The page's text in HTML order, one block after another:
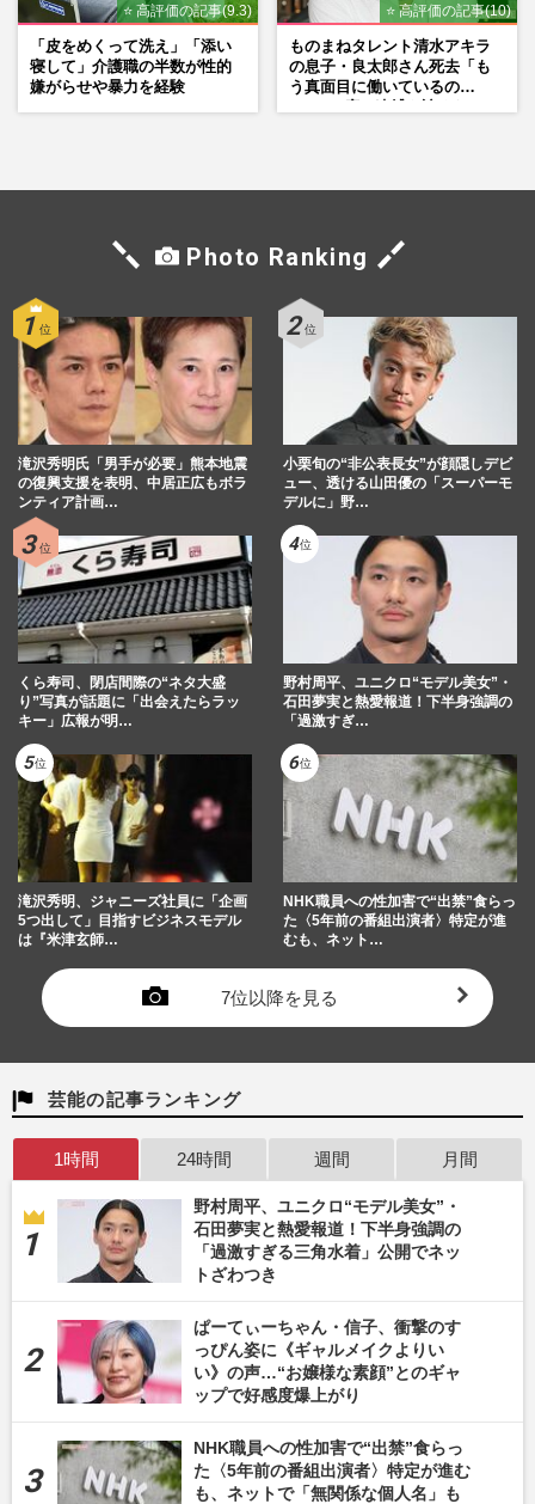
⭐ 高評価の記事(9.3)
「皮をめくって洗え」「添い
寝して」介護職の半数が性的
嫌がらせや暴力を経験
⭐ 高評価の記事(10)
ものまねタレント清水アキラ
の息子・良太郎さん死去「も
う真面目に働いているの
Photo Ranking
滝沢秀明氏「男手が必要」熊本地震
の復興支援を表明、中居正広もボラ
ンティア計画…
小栗旬の“非公表長女”が顔隠しデビ
ュー、透ける山田優の「スーパーモ
デルに」野…
くら寿司、閉店間際の“ネタ大盛
り”写真が話題に「出会えたらラッ
キー」広報が明…
野村周平、ユニクロ“モデル美女”・
石田夢実と熱愛報道！下半身強調の
「過激すぎ…
滝沢秀明、ジャニーズ社員に「企画
5つ出して」目指すビジネスモデル
は『米津玄師…
NHK職員への性加害で“出禁”食らっ
た〈5年前の番組出演者〉特定が進
むも、ネット…
7位以降を見る
芸能の記事ランキング
1時間 24時間 週間 月間
野村周平、ユニクロ“モデル美女”・
石田夢実と熱愛報道！下半身強調の
「過激すぎる三角水着」公開でネッ
トざわつき
ぱーてぃーちゃん・信子、衝撃のす
っぴん姿に《ギャルメイクよりい
い》の声…“お嬢様な素顔”とのギャ
ップで好感度爆上がり
NHK職員への性加害で“出禁”食らっ
た〈5年前の番組出演者〉特定が進む
も、ネットで「無関係な個人名」も